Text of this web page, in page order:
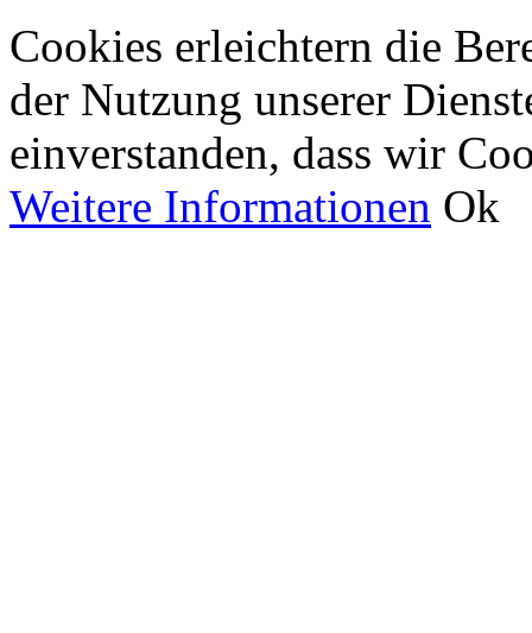
Cookies erleichtern die
der Nutzung unserer
einverstanden, dass wir
Weitere Informationen Ok